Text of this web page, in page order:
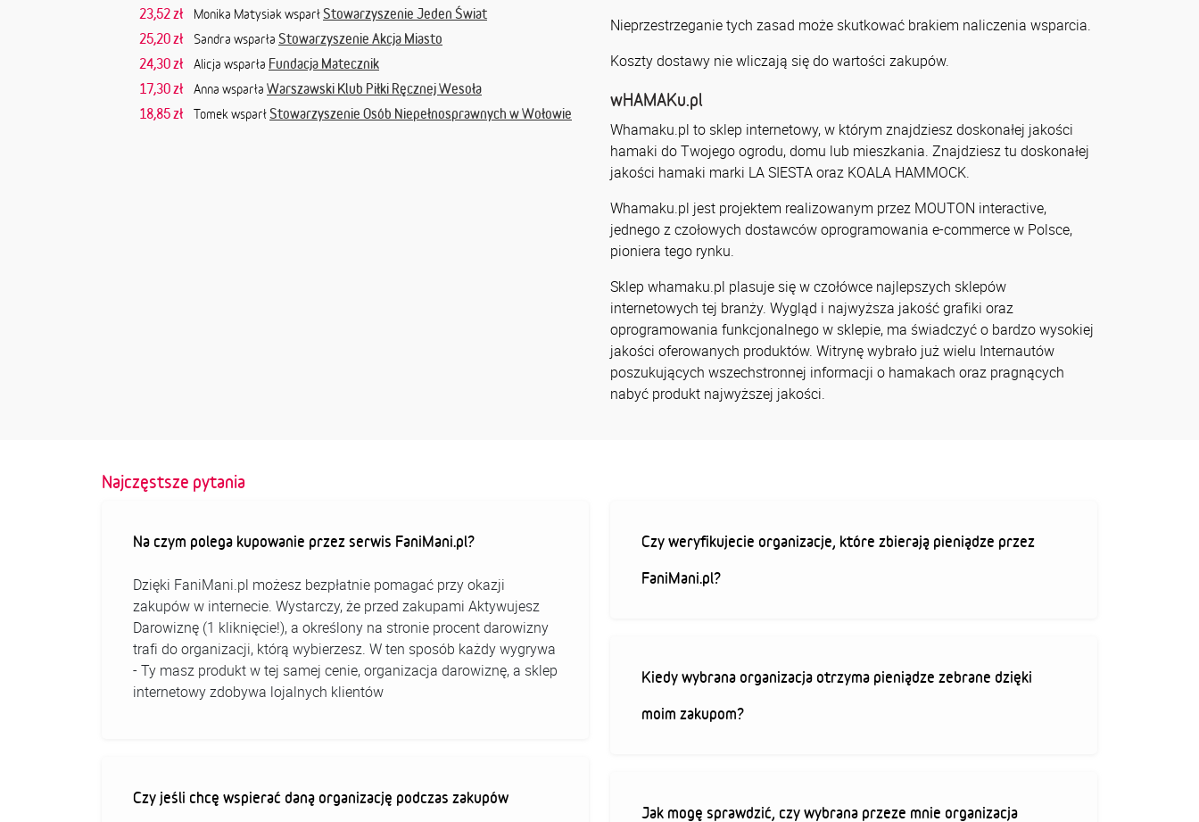
23,52 zł
Monika Matysiak wsparł Stowarzyszenie Jeden Świat
25,20 zł
Sandra wsparła Stowarzyszenie Akcja Miasto
24,30 zł
Alicja wsparła Fundacja Matecznik
17,30 zł
Anna wsparła Warszawski Klub Piłki Ręcznej Wesoła
18,85 zł
Tomek wsparł Stowarzyszenie Osób Niepełnosprawnych w Wołowie
Nieprzestrzeganie tych zasad może skutkować brakiem naliczenia wsparcia.
Koszty dostawy nie wliczają się do wartości zakupów.
wHAMAKu.pl
Whamaku.pl to sklep internetowy, w którym znajdziesz doskonałej jakości
hamaki do Twojego ogrodu, domu lub mieszkania. Znajdziesz tu doskonałej
jakości hamaki marki LA SIESTA oraz KOALA HAMMOCK.
Whamaku.pl jest projektem realizowanym przez MOUTON interactive,
jednego z czołowych dostawców oprogramowania e-commerce w Polsce,
pioniera tego rynku.
Sklep whamaku.pl plasuje się w czołówce najlepszych sklepów
internetowych tej branży. Wygląd i najwyższa jakość grafiki oraz
oprogramowania funkcjonalnego w sklepie, ma świadczyć o bardzo wysokiej
jakości oferowanych produktów. Witrynę wybrało już wielu Internautów
poszukujących wszechstronnej informacji o hamakach oraz pragnących
nabyć produkt najwyższej jakości.
Najczęstsze pytania
Na czym polega kupowanie przez serwis FaniMani.pl?
Dzięki FaniMani.pl możesz bezpłatnie pomagać przy okazji
zakupów w internecie. Wystarczy, że przed zakupami Aktywujesz
Darowiznę (1 kliknięcie!), a określony na stronie procent darowizny
trafi do organizacji, którą wybierzesz. W ten sposób każdy wygrywa
- Ty masz produkt w tej samej cenie, organizacja darowiznę, a sklep
internetowy zdobywa lojalnych klientów
Czy jeśli chcę wspierać daną organizację podczas zakupów
Czy weryfikujecie organizacje, które zbierają pieniądze przez
FaniMani.pl?
Kiedy wybrana organizacja otrzyma pieniądze zebrane dzięki
moim zakupom?
Jak mogę sprawdzić, czy wybrana przeze mnie organizacja